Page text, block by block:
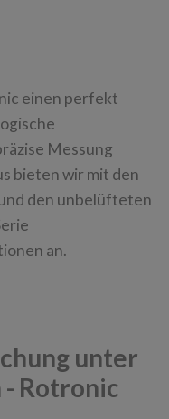
einen perfekt
Messung
bieten wir mit den
den unbelüfteten
an.
unter
- Rotronic